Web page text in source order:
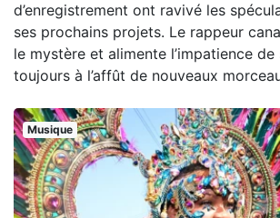
d’enregistrement ont ravivé les
ses prochains projets. Le rappeur
le mystère et alimente l’impatience de
toujours à l’affût de nouveaux
Musique